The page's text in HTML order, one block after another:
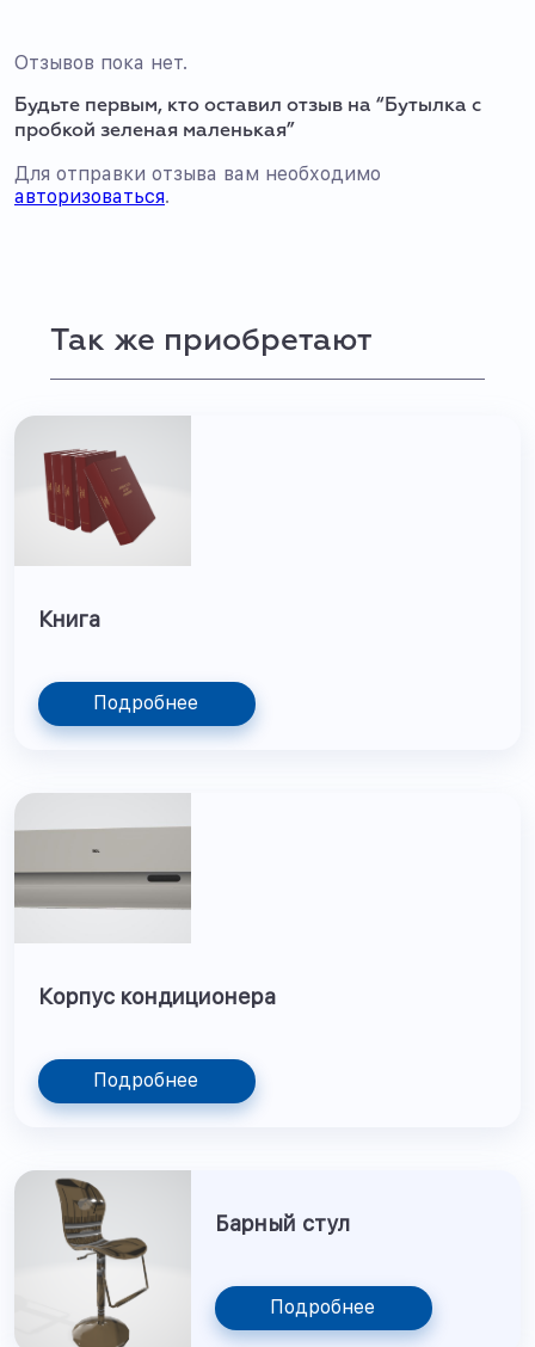
Отзывов пока нет.
Будьте первым, кто оставил отзыв на “Бутылка с
пробкой зеленая маленькая”
Для отправки отзыва вам необходимо
авторизоваться.
Так же приобретают
Книга
Подробнее
Корпус кондиционера
Подробнее
Барный стул
Подробнее